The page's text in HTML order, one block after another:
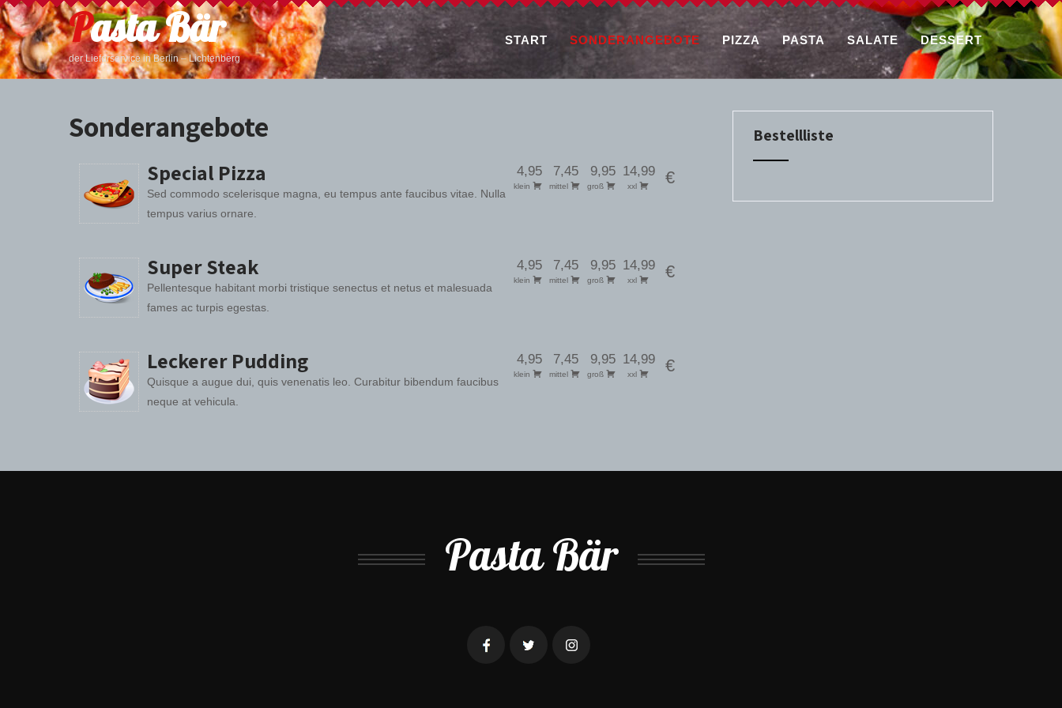
Pasta Bär
der Lieferservice in Berlin – Lichtenberg
START SONDERANGEBOTE PIZZA PASTA SALATE DESSERT
Sonderangebote
Special Pizza 4,95
klein
7,45
mittel
9,95
groß
14,99
xxl €
Sed commodo scelerisque magna, eu tempus ante faucibus vitae. Nulla
tempus varius ornare.
Super Steak 4,95
klein
7,45
mittel
9,95
groß
14,99
xxl €
Pellentesque habitant morbi tristique senectus et netus et malesuada
fames ac turpis egestas.
Leckerer Pudding 4,95
klein
7,45
mittel
9,95
groß
14,99
xxl €
Quisque a augue dui, quis venenatis leo. Curabitur bibendum faucibus
neque at vehicula.
Bestellliste
Pasta Bär